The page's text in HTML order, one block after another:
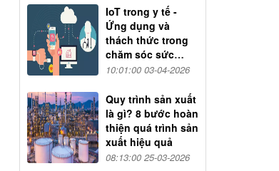
IoT trong y tế -
Ứng dụng và
thách thức trong
chăm sóc sức
khỏe
10:01:00 03-04-2026
Quy trình sản xuất
là gì? 8 bước hoàn
thiện quá trình sản
xuất hiệu quả
08:13:00 25-03-2026